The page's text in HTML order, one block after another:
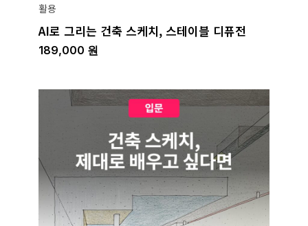
활용
AI로 그리는 건축 스케치, 스테이블 디퓨전
189,000 원